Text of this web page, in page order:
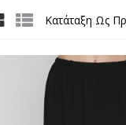
Κατάταξη Ως